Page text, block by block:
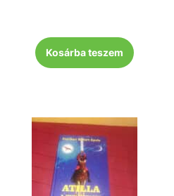
Kosárba teszem